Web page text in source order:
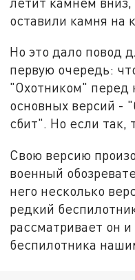
оставили камня на
Но это дало повод
первую очередь:
"Охотником" перед
основных версий -
сбит". Но если так,
Свою версию
военный
него несколько
редкий
рассматривает он
беспилотника